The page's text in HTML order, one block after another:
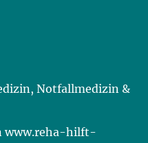
Notfallmedizin &
www.reha-hilft-